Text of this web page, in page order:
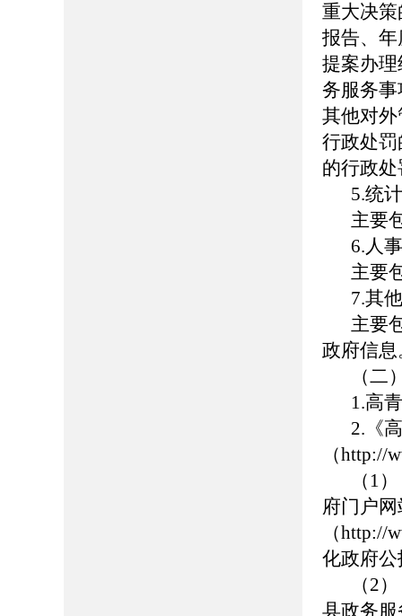
重大决
报告、
提案办
务服务
其他对
行政处
的行政
5.统
主要
6.人
主要
7.其
主要
政府信息
（二
1.高
2.《
（http://
（1
府门户
（http://
化政府
（2
县政务